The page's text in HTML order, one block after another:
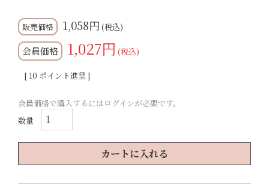
1,058 税込
会員価格 1,027 税込
[ 10 ポイント進呈 ]
会員価格で購入するにはログインが必要です。
カートに入れる